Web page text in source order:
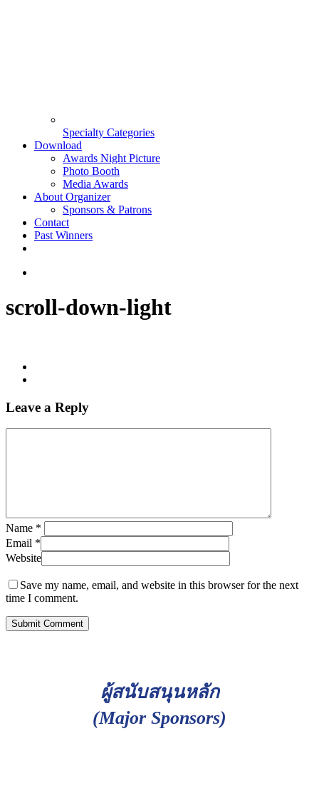
Specialty Categories
Download
Awards Night Picture
Photo Booth
Media Awards
About Organizer
Sponsors & Patrons
Contact
Past Winners
scroll-down-light
Leave a Reply
Name *
Email *
Website
Save my name, email, and website in this browser for the next
time I comment.
ผู้สนับสนุนหลัก
(Major Sponsors)